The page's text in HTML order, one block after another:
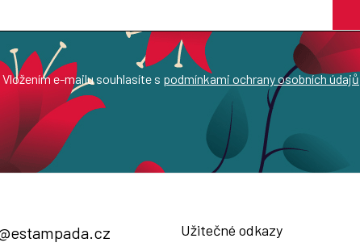
Vložením e-mailu souhlasíte s podmínkami ochrany osobních údajů
estampada.cz Užitečné odkazy